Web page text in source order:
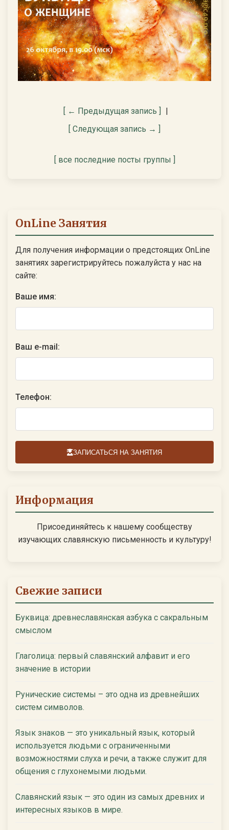
[ ← Предыдущая запись ]
[ Следующая запись → ]
[ все последние посты группы ]
OnLine Занятия
Для получения информации о предстоящих OnLine
занятиях зарегистрируйтесь пожалуйста у нас на
сайте:
Ваше имя:
Ваш e-mail:
Телефон:
ЗАПИСАТЬСЯ НА ЗАНЯТИЯ
Информация
Присоединяйтесь к нашему сообществу
изучающих славянскую письменность и культуру!
Свежие записи
Буквица: древнеславянская азбука с сакральным
смыслом
Глаголица: первый славянский алфавит и его
значение в истории
Рунические системы – это одна из древнейших
систем символов.
Язык знаков — это уникальный язык, который
используется людьми с ограниченными
возможностями слуха и речи, а также служит для
общения с глухонемыми людьми.
Славянский язык — это один из самых древних и
интересных языков в мире.